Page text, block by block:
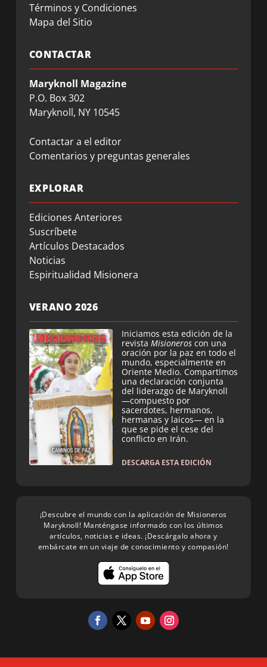
Términos y Condiciones
Mapa del Sitio
CONTACTAR
Maryknoll Magazine
P.O. Box 302
Maryknoll, NY 10545
Contactar a el editor
Comentarios y preguntas generales
EXPLORAR
Ediciones Anteriores
Suscríbete
Artículos Destacados
Noticias
Espiritualidad Misionera
VERANO 2026
Iniciamos esta edición de la
revista Misioneros con una
oración por la paz en todo el
mundo, especialmente en
Oriente Medio. Compartimos
una declaración conjunta
del liderazgo de Maryknoll
—compuesto por
sacerdotes, hermanos,
hermanas y laicos— en la
que se pide el cese del
conflicto en Irán.
DESCARGA ESTA EDICIÓN
¡Descubre el mundo con la aplicación de Misioneros
Maryknoll! Manténgase informado con los últimos
artículos, noticias e ideas. ¡Descárgalo ahora y
embárcate en un viaje de conocimiento y compasión!